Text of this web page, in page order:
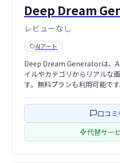
Deep Dream
レビューなし
AIアート
Deep Dream Generatorは、
イルやカテゴリからリアルな
す。無料プランも利用可能です
口コミ
代替サー